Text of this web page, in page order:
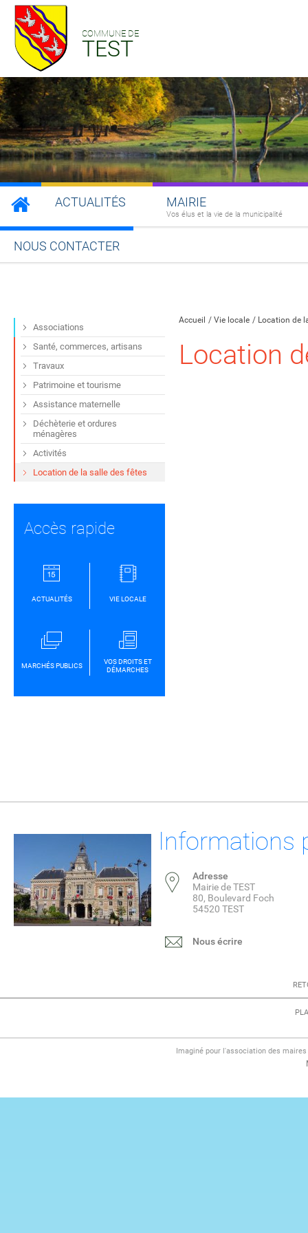
COMMUNE DE
TEST
ACTUALITÉS MAIRIE
Vos élus et la vie de la municipalité
NOUS CONTACTER
Accueil Vie locale Location de
Location
Associations
Santé, commerces, artisans
Travaux
Patrimoine et tourisme
Assistance maternelle
Déchèterie et ordures
ménagères
Activités
Location de la salle des fêtes
Accès rapide
ACTUALITÉS VIE LOCALE
MARCHÉS PUBLICS
VOS DROITS ET
DÉMARCHES
Informations
Adresse
Mairie de TEST
80, Boulevard Foch
54520 TEST
Nous écrire
Imaginé pour l'association des